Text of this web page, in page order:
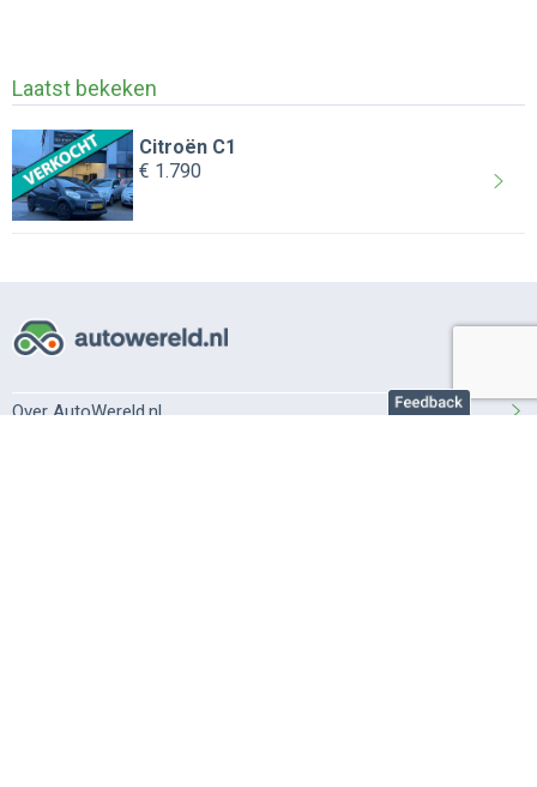
Laatst bekeken
Citroën C1
€ 1.790
Over AutoWereld.nl